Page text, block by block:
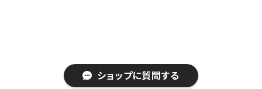
ショップに質問する
ショルダー付スマホケース